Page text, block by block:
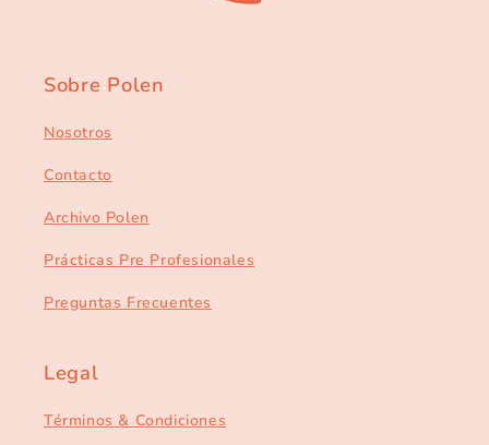
Sobre Polen
Nosotros
Contacto
Archivo Polen
Prácticas Pre Profesionales
Preguntas Frecuentes
Legal
Términos & Condiciones